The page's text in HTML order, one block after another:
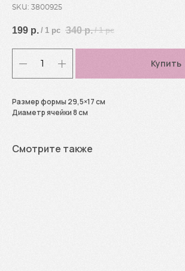
SKU: 3800925
199 р. / 1 pc 340 р. / 1 pc
Купить
Размер формы 29,5×17 см
Диаметр ячейки 8 см
Смотрите также